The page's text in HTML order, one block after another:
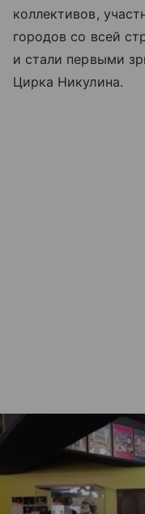
коллективов,
городов со всей
и стали первыми
Цирка Никулина.